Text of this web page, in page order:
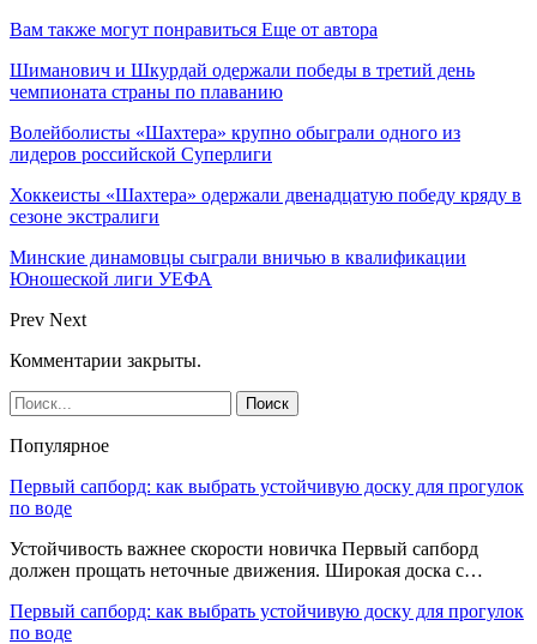
Вам также могут понравиться Еще от автора
Шиманович и Шкурдай одержали победы в третий день
чемпионата страны по плаванию
Волейболисты «Шахтера» крупно обыграли одного из
лидеров российской Суперлиги
Хоккеисты «Шахтера» одержали двенадцатую победу кряду в
сезоне экстралиги
Минские динамовцы сыграли вничью в квалификации
Юношеской лиги УЕФА
Prev Next
Комментарии закрыты.
Популярное
Первый сапборд: как выбрать устойчивую доску для прогулок
по воде
Устойчивость важнее скорости новичка Первый сапборд
должен прощать неточные движения. Широкая доска с…
Первый сапборд: как выбрать устойчивую доску для прогулок
по воде